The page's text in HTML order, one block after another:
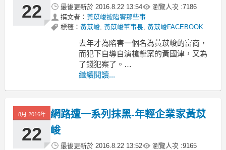
活。
22 最後更新於 2016.8.22 13:54 瀏覽人次 :7186
撰文者： 黃苡峻被陷害那些事
標籤： 黃苡峻, 黃苡峻董事長, 黃苡峻FACEBOOK
去年才為陷害一個名為黃苡峻的富商，
而犯下自導自演槍擊案的黃國津，又為
了錢犯案了。
不過這次的對象是一間上櫃公司。
〔記者陳慰慈／新北報導〕上櫃太陽能
繼續閱讀...
8月 2016年
22
網路遭一系列抹黑-年輕企業家黃苡
峻
最後更新於 2016.8.22 13:52 瀏覽人次 :9165